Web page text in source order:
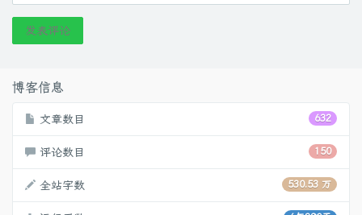
发表评论
博客信息
632
文章数目
150
评论数目
530.53 万
全站字数